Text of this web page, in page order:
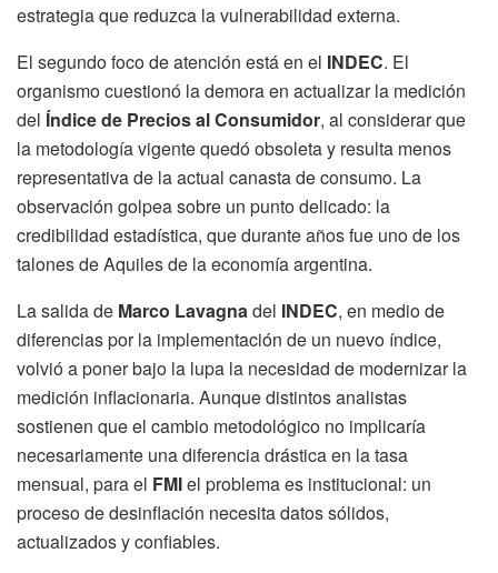
estrategia que reduzca la vulnerabilidad externa.
El segundo foco de atención está en el INDEC. El
organismo cuestionó la demora en actualizar la medición
del Índice de Precios al Consumidor, al considerar que
la metodología vigente quedó obsoleta y resulta menos
representativa de la actual canasta de consumo. La
observación golpea sobre un punto delicado: la
credibilidad estadística, que durante años fue uno de los
talones de Aquiles de la economía argentina.
La salida de Marco Lavagnadel INDEC, en medio de
diferencias por la implementación de un nuevo índice,
volvió a poner bajo la lupa la necesidad de modernizar la
medición inflacionaria. Aunque distintos analistas
sostienen que el cambio metodológico no implicaría
necesariamente una diferencia drástica en la tasa
mensual, para el FMIel problema es institucional: un
proceso de desinflación necesita datos sólidos,
actualizados y confiables.